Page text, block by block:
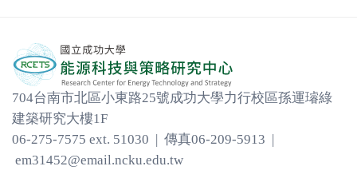
704台南市北區小東路25號成功大學力行校區孫運璿綠
建築研究大樓1F
06-275-7575 ext. 51030 | 傳真06-209-5913 |
em31452@email.ncku.edu.tw